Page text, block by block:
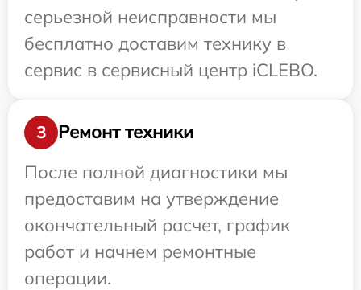
серьезной неисправности мы
бесплатно доставим технику в
сервис в сервисный центр iCLEBO.
3
Ремонт техники
После полной диагностики мы
предоставим на утверждение
окончательный расчет, график
работ и начнем ремонтные
операции.